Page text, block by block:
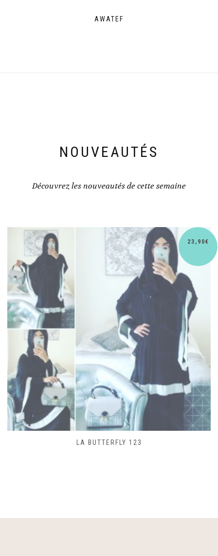
AWATEF
NOUVEAUTÉS
Découvrez les nouveautés de cette semaine
SAC LACET 480